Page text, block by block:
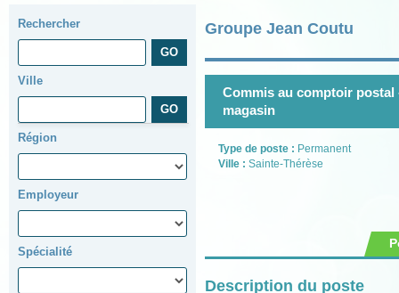
Rechercher
Ville
Région
Employeur
Spécialité
Groupe Jean Coutu
Commis au comptoir postal
magasin
Type de poste : Permanent
Ville : Sainte-Thérèse
Description du poste